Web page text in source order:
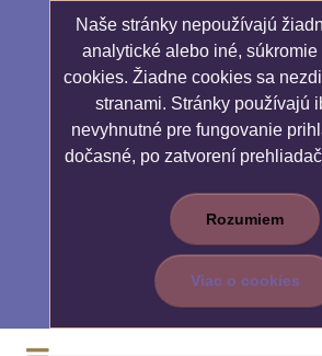
Naše stránky nepoužívajú
analytické alebo iné,
cookies. Žiadne cookies sa
stranami. Stránky používajú
nevyhnutné pre fungovanie
dočasné, po zatvorení
Rozumiem
Viac o cookies